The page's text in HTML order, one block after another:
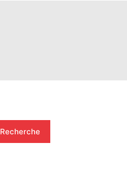
Recherche